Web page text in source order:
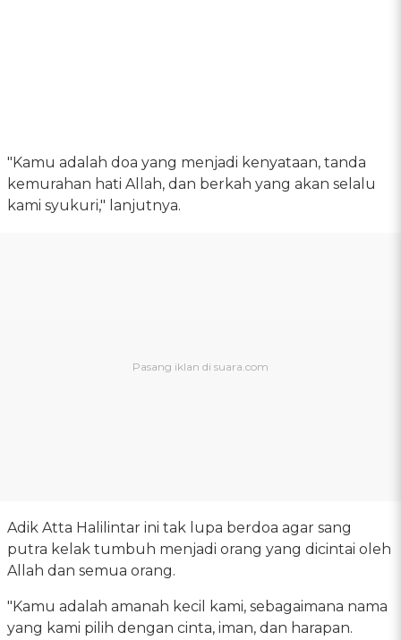
"Kamu adalah doa yang menjadi kenyataan, tanda
kemurahan hati Allah, dan berkah yang akan selalu
kami syukuri," lanjutnya.
Adik Atta Halilintar ini tak lupa berdoa agar sang
putra kelak tumbuh menjadi orang yang dicintai oleh
Allah dan semua orang.
"Kamu adalah amanah kecil kami, sebagaimana nama
yang kami pilih dengan cinta, iman, dan harapan.